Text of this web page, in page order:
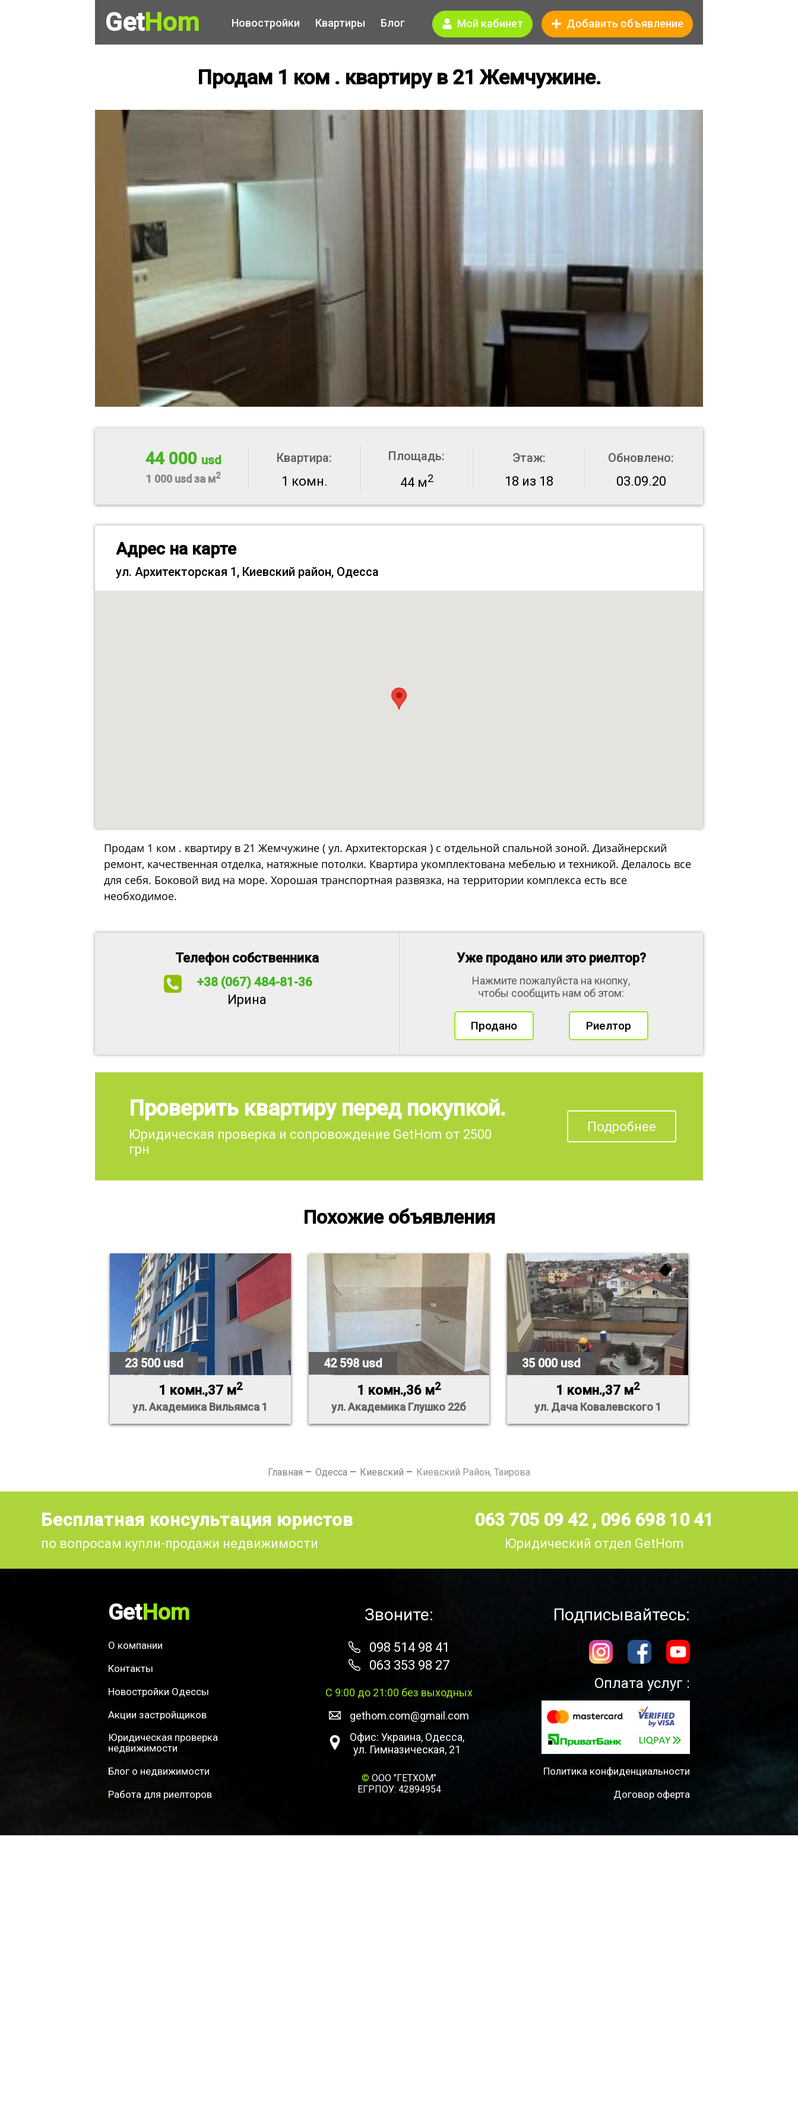
GetHom Новостройки Квартиры Блог Мой кабинет Добавить объявление
Продам 1 ком . квартиру в 21 Жемчужине.
44 000 usd
1 000 usd за м2
Квартира:
1 комн.
Площадь:
44 м2
Этаж:
18 из 18
Обновлено:
03.09.20
Адрес на карте
ул. Архитекторская 1, Киевский район, Одесса
Продам 1 ком . квартиру в 21 Жемчужине ( ул. Архитекторская ) с отдельной спальной зоной. Дизайнерский
ремонт, качественная отделка, натяжные потолки. Квартира укомплектована мебелью и техникой. Делалось все
для себя. Боковой вид на море. Хорошая транспортная развязка, на территории комплекса есть все
необходимое.
Телефон собственника
+38 (067) 484-81-36
Ирина
Уже продано или это риелтор?
Нажмите пожалуйста на кнопку,
чтобы сообщить нам об этом:
Продано Риелтор
Проверить квартиру перед покупкой.
Юридическая проверка и сопровождение GetHom от 2500
грн
Подробнее
Похожие объявления
23 500 usd
1 комн.,37 м2
ул. Академика Вильямса 1
42 598 usd
1 комн.,36 м2
ул. Академика Глушко 22б
35 000 usd
1 комн.,37 м2
ул. Дача Ковалевского 1
Главная Одесса Киевский Киевский Район, Таирова
Бесплатная консультация юристов
по вопросам купли-продажи недвижимости
063 705 09 42 , 096 698 10 41
Юридический отдел GetHom
GetHom
О компании
Контакты
Новостройки Одессы
Акции застройщиков
Юридическая проверка
недвижимости
Блог о недвижимости
Работа для риелторов
Звоните:
098 514 98 41
063 353 98 27
С 9:00 до 21:00 без выходных
gethom.com@gmail.com
Офис: Украина, Одесса,
ул. Гимназическая, 21
© ООО "ГЕТХОМ"
ЕГРПОУ: 42894954
Подписывайтесь:
Оплата услуг :
Политика конфиденциальности
Договор оферта